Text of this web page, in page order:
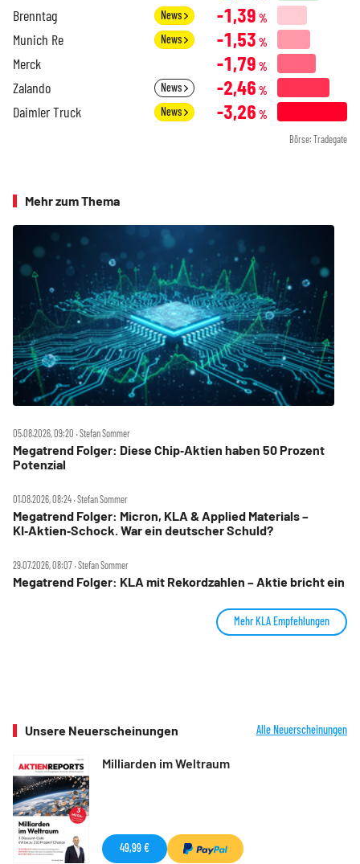
Brenntag News -1,39 %
Munich Re News -1,53 %
Merck -1,79 %
Zalando News -2,46 %
Daimler Truck News -3,26 %
Börse: Tradegate
Mehr zum Thema
05.08.2026, 09:20 ‧ Stefan Sommer
Megatrend Folger: Diese Chip‑Aktien haben 50 Prozent
Potenzial
01.08.2026, 08:24 ‧ Stefan Sommer
Megatrend Folger: Micron, KLA & Applied Materials –
KI‑Aktien‑Schock. War ein deutscher Schuld?
29.07.2026, 08:07 ‧ Stefan Sommer
Megatrend Folger: KLA mit Rekordzahlen – Aktie bricht ein
Mehr KLA Empfehlungen
Unsere Neuerscheinungen Alle Neuerscheinungen
Milliarden im Weltraum
49,99 €